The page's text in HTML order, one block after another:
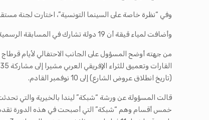
وفي “نظرة خاصة على السينما التونسية”، اختارت لجنة مستقلة 23 فيلما من مجموع 61 شريطا سينمائيا
وأضافت لمياء قيقة أن 19 دولة تشارك في المسابقة الرسمية (10 عربية و9 افريقية) ممّا خلق توازن جغرافي وحافظ في الوقت نفسه على الجودة.
(تاريخ انطلاق عروض الشارع) إلى 10 نوفمبر القادم.